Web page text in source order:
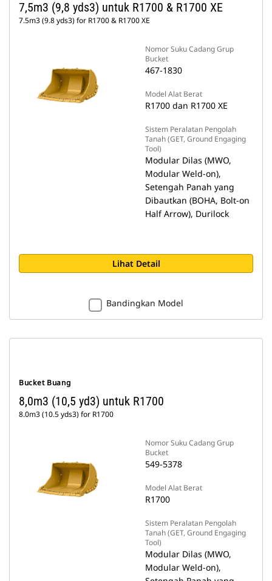
7,5m3 (9,8 yds3) untuk R1700 & R1700 XE
7.5m3 (9.8 yds3) for R1700 & R1700 XE
Nomor Suku Cadang Grup
Bucket
467-1830
Model Alat Berat
R1700 dan R1700 XE
Sistem Peralatan Pengolah
Tanah (GET, Ground Engaging
Tool)
Modular Dilas (MWO,
Modular Weld-on),
Setengah Panah yang
Dibautkan (BOHA, Bolt-on
Half Arrow), Durilock
Lihat Detail
Bandingkan Model
Bucket Buang
8,0m3 (10,5 yd3) untuk R1700
8.0m3 (10.5 yds3) for R1700
Nomor Suku Cadang Grup
Bucket
549-5378
Model Alat Berat
R1700
Sistem Peralatan Pengolah
Tanah (GET, Ground Engaging
Tool)
Modular Dilas (MWO,
Modular Weld-on),